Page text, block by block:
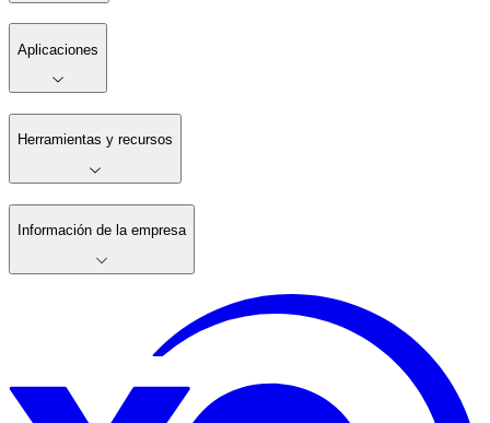
Aplicaciones
Herramientas y recursos
Información de la empresa